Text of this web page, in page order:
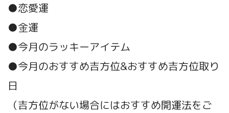
●恋愛運
●金運
●今月のラッキーアイテム
●今月のおすすめ吉方位&おすすめ吉方位取り
日
（吉方位がない場合にはおすすめ開運法をご